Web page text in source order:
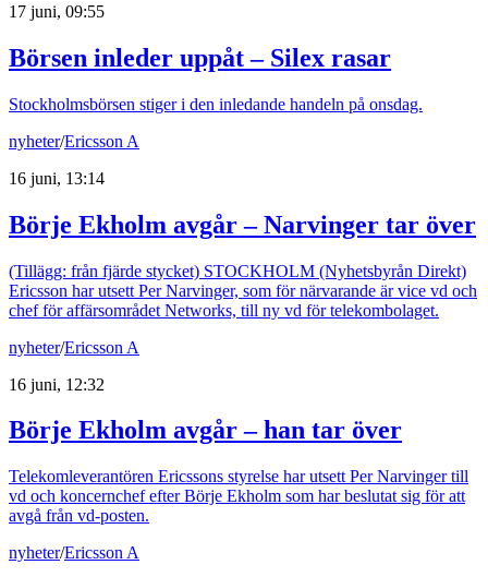
17 juni, 09:55
Börsen inleder uppåt – Silex rasar
Stockholmsbörsen stiger i den inledande handeln på onsdag.
nyheter/Ericsson A
16 juni, 13:14
Börje Ekholm avgår – Narvinger tar över
(Tillägg: från fjärde stycket) STOCKHOLM (Nyhetsbyrån Direkt)
Ericsson har utsett Per Narvinger, som för närvarande är vice vd och
chef för affärsområdet Networks, till ny vd för telekombolaget.
nyheter/Ericsson A
16 juni, 12:32
Börje Ekholm avgår – han tar över
Telekomleverantören Ericssons styrelse har utsett Per Narvinger till
vd och koncernchef efter Börje Ekholm som har beslutat sig för att
avgå från vd-posten.
nyheter/Ericsson A